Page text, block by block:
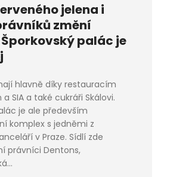
jelena i
změní
palác je
hlavně díky restauracím
SIA a také cukráři Skálovi.
je ale především
komplex s jedněmi z
v Praze. Sídlí zde
právníci Dentons,